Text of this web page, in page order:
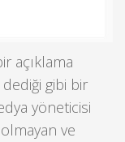
açıklama
dediği gibi bir
yöneticisi
ve